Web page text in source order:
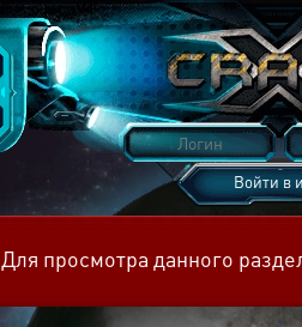
Войти в
Для просмотра данного